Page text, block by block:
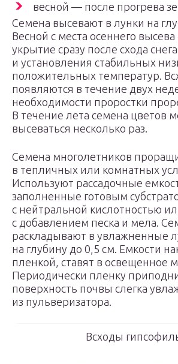
весной — после прогрева
Семена высевают в лунки на
Весной с места осеннего
укрытие сразу после схода снега
и установления стабильных
положительных температур.
появляются в течение двух
необходимости проростки
В течение лета семена цветов
высеваться несколько раз.
Семена многолетников
в тепличных или комнатных
Используют рассадочные
заполненные готовым
с нейтральной кислотностью
с добавлением песка и мела.
раскладывают в увлажненные
на глубину до 0,5 см. Емкости
пленкой, ставят в освещенное
Периодически пленку
поверхность почвы слегка
из пульверизатора.
Всходы